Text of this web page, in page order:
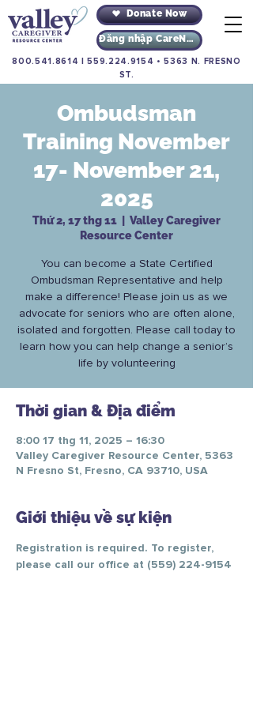
Donate Now
Đăng nhập CareNav
800.541.8614 |559.224.9154 •5363 N. FRESNO
ST.
Ombudsman
Training November
17- November 21,
2025
Thứ 2, 17 thg 11
Valley Caregiver
Resource Center
You can become a State Certified
Ombudsman Representative and help
make a difference! Please join us as we
advocate for seniors who are often alone,
isolated and forgotten. Please call today to
learn how you can help change a senior’s
life by volunteering
Thời gian & Địa điểm
8:00 17 thg 11, 2025 – 16:30
Valley Caregiver Resource Center, 5363
N Fresno St, Fresno, CA 93710, USA
Giới thiệu về sự kiện
Registration is required. To register,
please call our office at (559) 224-9154